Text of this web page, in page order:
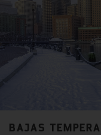
BAJAS